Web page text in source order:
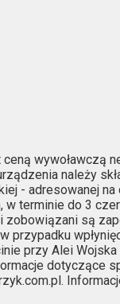
wywoławczą
należy
- adresowanej
w terminie do 3
zobowiązani są
przypadku
przy Alei
dotyczące